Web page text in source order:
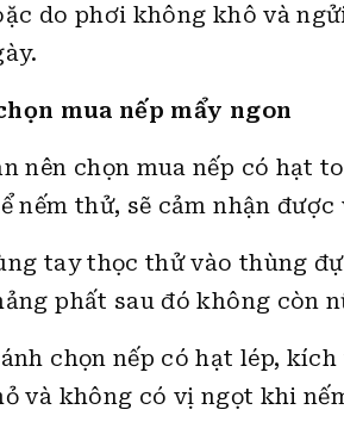
do phơi không khô và
mua nếp mẩy ngon
nên chọn mua nếp có hạt
nếm thử, sẽ cảm nhận được
tay thọc thử vào thùng
phất sau đó không còn
chọn nếp có hạt lép,
và không có vị ngọt khi